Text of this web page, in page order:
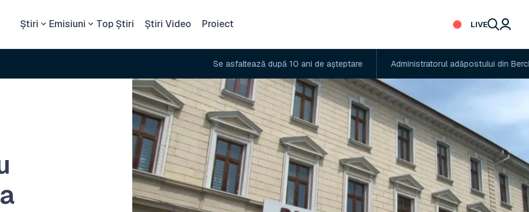
Știri Emisiuni Top Știri Știri Video Proiect LIVE
Se asfaltează după 10 ani de așteptare Administratorul adăpostului din Berchișești,